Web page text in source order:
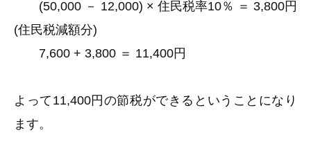
(50,000 － 12,000) × 住民税率10％ ＝ 3,800円
(住民税減額分)
7,600 + 3,800 ＝ 11,400円
よって11,400円の節税ができるということになり
ます。